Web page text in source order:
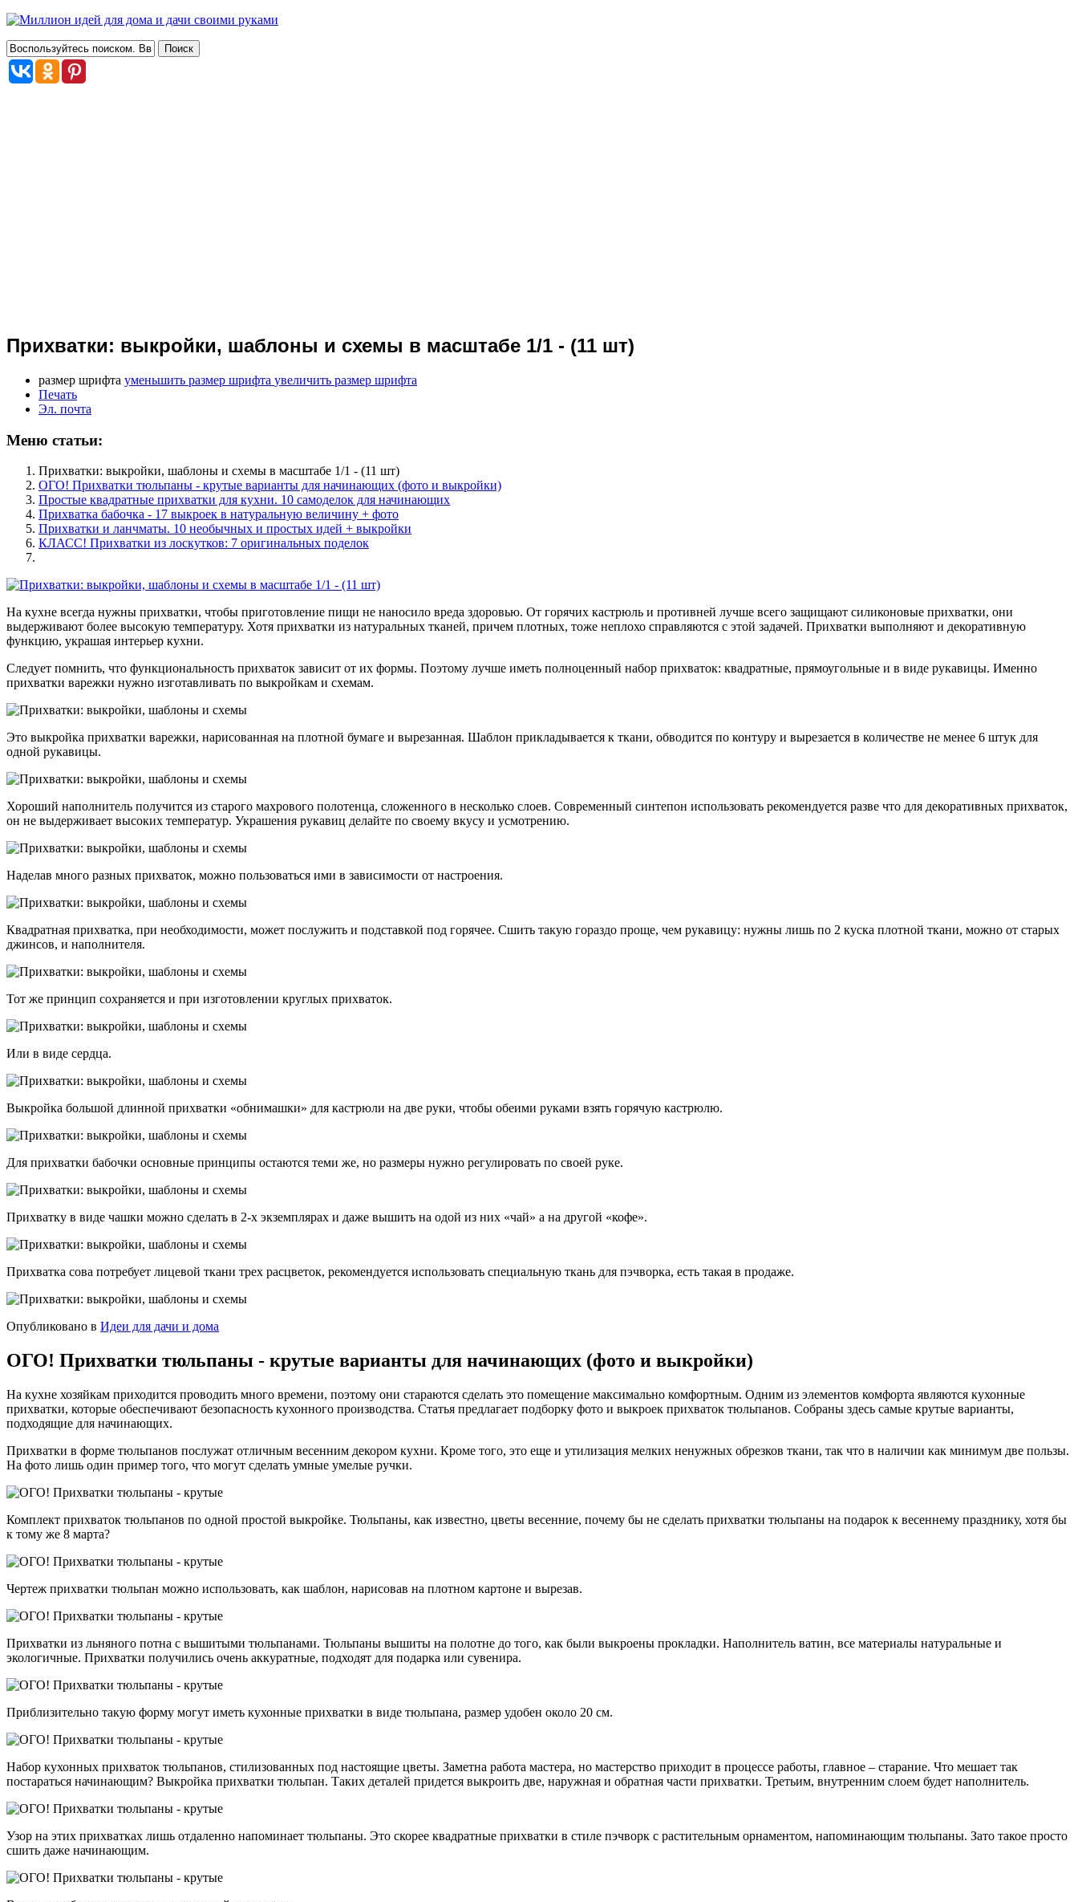
Прихватки: выкройки, шаблоны и схемы в масштабе 1/1 - (11 шт)
размер шрифта уменьшить размер шрифта увеличить размер шрифта
Печать
Эл. почта
Меню статьи:
Прихватки: выкройки, шаблоны и схемы в масштабе 1/1 - (11 шт)
ОГО! Прихватки тюльпаны - крутые варианты для начинающих (фото и выкройки)
Простые квадратные прихватки для кухни. 10 самоделок для начинающих
Прихватка бабочка - 17 выкроек в натуральную величину + фото
Прихватки и ланчматы. 10 необычных и простых идей + выкройки
КЛАСС! Прихватки из лоскутков: 7 оригинальных поделок
На кухне всегда нужны прихватки, чтобы приготовление пищи не наносило вреда здоровью. От горячих кастрюль и противней лучше всего защищают силиконовые прихватки, они
выдерживают более высокую температуру. Хотя прихватки из натуральных тканей, причем плотных, тоже неплохо справляются с этой задачей. Прихватки выполняют и декоративную
функцию, украшая интерьер кухни.
Следует помнить, что функциональность прихваток зависит от их формы. Поэтому лучше иметь полноценный набор прихваток: квадратные, прямоугольные и в виде рукавицы. Именно
прихватки варежки нужно изготавливать по выкройкам и схемам.
Это выкройка прихватки варежки, нарисованная на плотной бумаге и вырезанная. Шаблон прикладывается к ткани, обводится по контуру и вырезается в количестве не менее 6 штук для
одной рукавицы.
Хороший наполнитель получится из старого махрового полотенца, сложенного в несколько слоев. Современный синтепон использовать рекомендуется разве что для декоративных прихваток,
он не выдерживает высоких температур. Украшения рукавиц делайте по своему вкусу и усмотрению.
Наделав много разных прихваток, можно пользоваться ими в зависимости от настроения.
Квадратная прихватка, при необходимости, может послужить и подставкой под горячее. Сшить такую гораздо проще, чем рукавицу: нужны лишь по 2 куска плотной ткани, можно от старых
джинсов, и наполнителя.
Тот же принцип сохраняется и при изготовлении круглых прихваток.
Или в виде сердца.
Выкройка большой длинной прихватки «обнимашки» для кастрюли на две руки, чтобы обеими руками взять горячую кастрюлю.
Для прихватки бабочки основные принципы остаются теми же, но размеры нужно регулировать по своей руке.
Прихватку в виде чашки можно сделать в 2-х экземплярах и даже вышить на одой из них «чай» а на другой «кофе».
Прихватка сова потребует лицевой ткани трех расцветок, рекомендуется использовать специальную ткань для пэчворка, есть такая в продаже.
Опубликовано в Идеи для дачи и дома
ОГО! Прихватки тюльпаны - крутые варианты для начинающих (фото и выкройки)
На кухне хозяйкам приходится проводить много времени, поэтому они стараются сделать это помещение максимально комфортным. Одним из элементов комфорта являются кухонные
прихватки, которые обеспечивают безопасность кухонного производства. Статья предлагает подборку фото и выкроек прихваток тюльпанов. Собраны здесь самые крутые варианты,
подходящие для начинающих.
Прихватки в форме тюльпанов послужат отличным весенним декором кухни. Кроме того, это еще и утилизация мелких ненужных обрезков ткани, так что в наличии как минимум две пользы.
На фото лишь один пример того, что могут сделать умные умелые ручки.
Комплект прихваток тюльпанов по одной простой выкройке. Тюльпаны, как известно, цветы весенние, почему бы не сделать прихватки тюльпаны на подарок к весеннему празднику, хотя бы
к тому же 8 марта?
Чертеж прихватки тюльпан можно использовать, как шаблон, нарисовав на плотном картоне и вырезав.
Прихватки из льняного потна с вышитыми тюльпанами. Тюльпаны вышиты на полотне до того, как были выкроены прокладки. Наполнитель ватин, все материалы натуральные и
экологичные. Прихватки получились очень аккуратные, подходят для подарка или сувенира.
Приблизительно такую форму могут иметь кухонные прихватки в виде тюльпана, размер удобен около 20 см.
Набор кухонных прихваток тюльпанов, стилизованных под настоящие цветы. Заметна работа мастера, но мастерство приходит в процессе работы, главное – старание. Что мешает так
постараться начинающим? Выкройка прихватки тюльпан. Таких деталей придется выкроить две, наружная и обратная части прихватки. Третьим, внутренним слоем будет наполнитель.
Узор на этих прихватках лишь отдаленно напоминает тюльпаны. Это скорее квадратные прихватки в стиле пэчворк с растительным орнаментом, напоминающим тюльпаны. Зато такое просто
сшить даже начинающим.